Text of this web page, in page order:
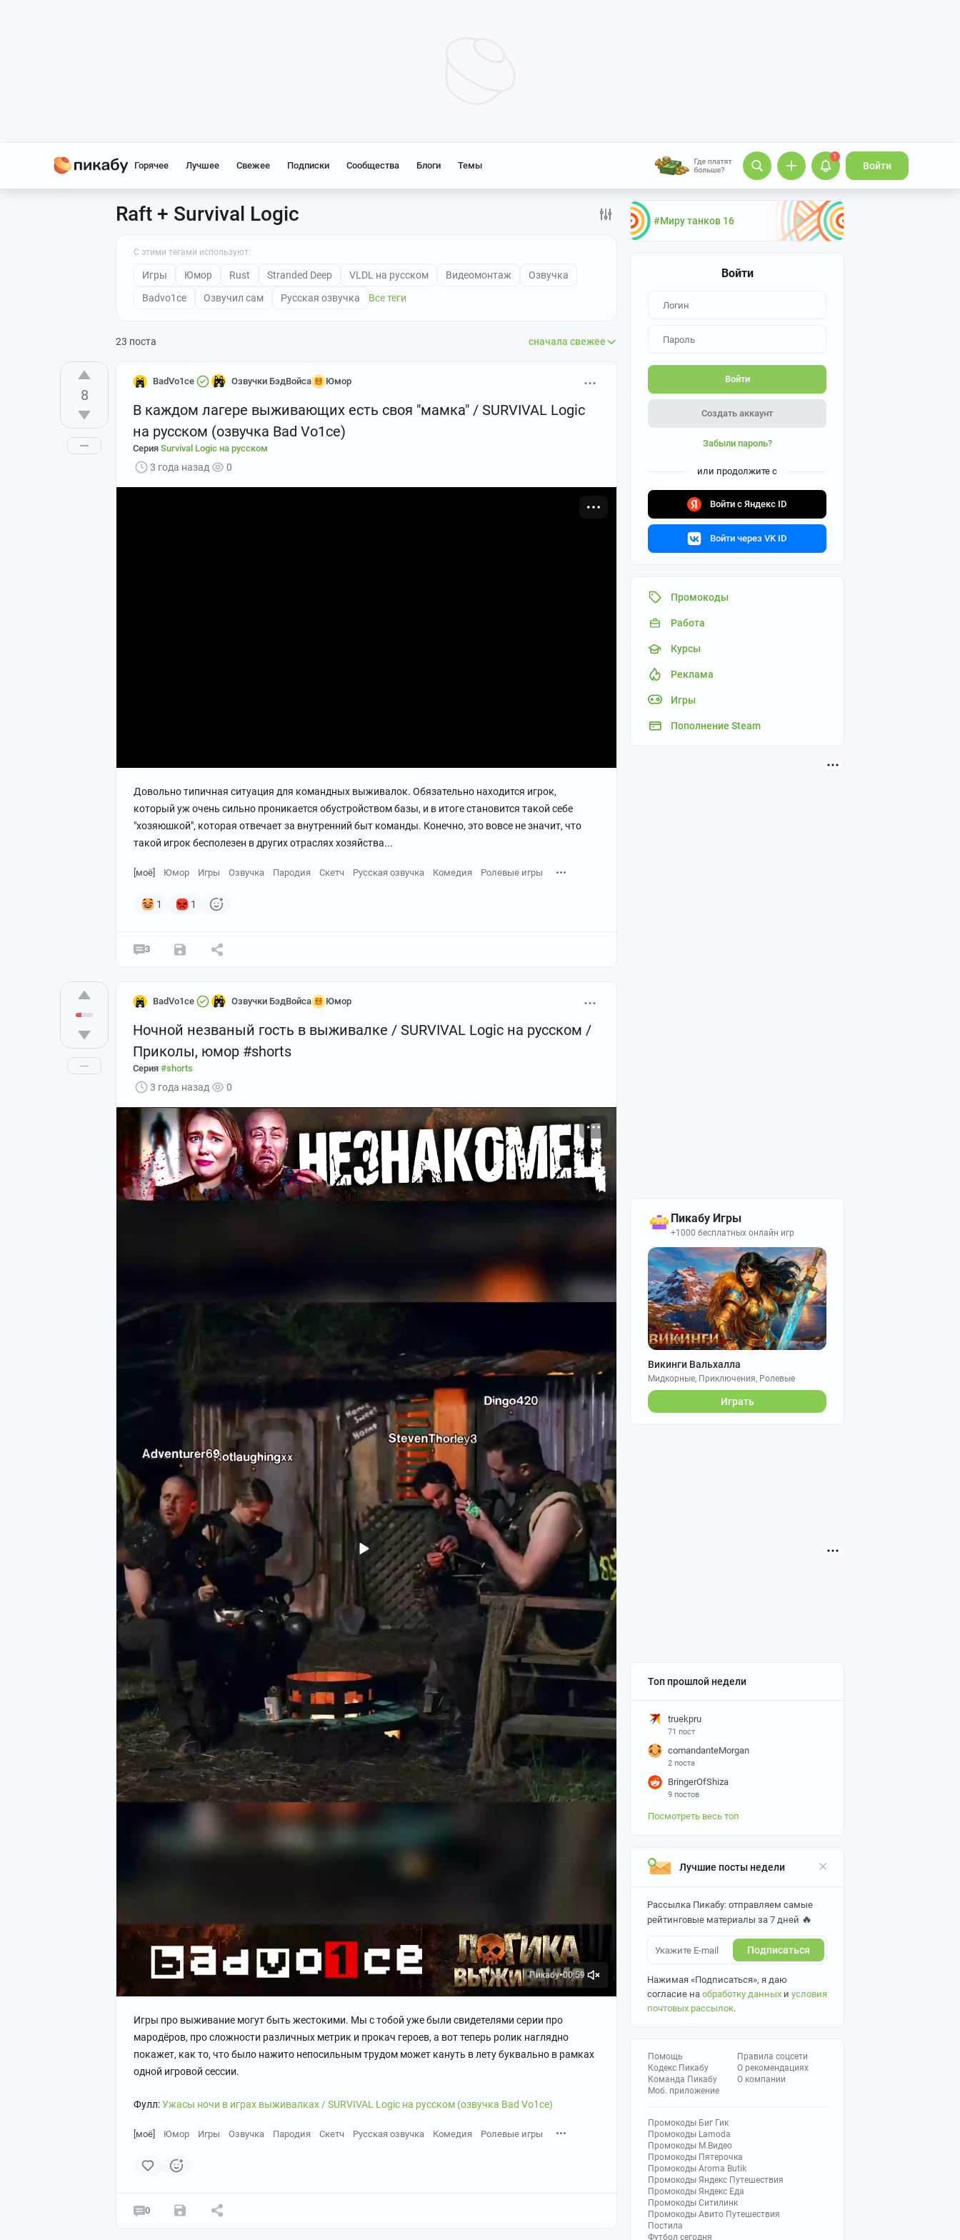
Горячее Лучшее Свежее Подписки Сообщества Блоги Темы
1
Войти
#Миру танков 16
Войти
Войти
Создать аккаунт
Забыли пароль?
или продолжите с
Войти с Яндекс ID
Войти через VK ID
Промокоды
Работа
Курсы
Реклама
Игры
Пополнение Steam
Пикабу Игры
+1000 бесплатных онлайн игр
Викинги Вальхалла
Мидкорные, Приключения, Ролевые
Играть
Топ прошлой недели
truekpru
71 пост
comandanteMorgan
2 поста
BringerOfShiza
9 постов
Посмотреть весь топ
Лучшие посты недели
Рассылка Пикабу: отправляем самые
рейтинговые материалы за 7 дней 🔥
Подписаться
Нажимая «Подписаться», я даю
согласие на обработку данных и условия
почтовых рассылок.
Помощь
Кодекс Пикабу
Команда Пикабу
Моб. приложение
Правила соцсети
О рекомендациях
О компании
Промокоды Биг Гик
Промокоды Lamoda
Промокоды М.Видео
Промокоды Пятерочка
Промокоды Aroma Butik
Промокоды Яндекс Путешествия
Промокоды Яндекс Еда
Промокоды Ситилинк
Промокоды Авито Путешествия
Постила
Футбол сегодня
Raft + Survival Logic
С этими тегами используют:
Игры Юмор Rust Stranded Deep VLDL на русском Видеомонтаж
Озвучка
Badvo1ce
Озвучил сам Русская озвучка Все теги
23 поста сначала свежее
8
BadVo1ce Озвучки БэдВойса Юмор
В каждом лагере выживающих есть своя "мамка" / SURVIVAL Logic
на русском (озвучка Bad Vo1ce)
Серия Survival Logic на русском
3 года назад 0
Довольно типичная ситуация для командных выживалок. Обязательно находится игрок,
который уж очень сильно проникается обустройством базы, и в итоге становится такой себе
"хозяюшкой", которая отвечает за внутренний быт команды. Конечно, это вовсе не значит, что
такой игрок бесполезен в других отраслях хозяйства...
[моё] Юмор Игры Озвучка Пародия Скетч Русская озвучка Комедия Ролевые игры
1 1
3
BadVo1ce Озвучки БэдВойса Юмор
Ночной незваный гость в выживалке / SURVIVAL Logic на русском /
Приколы, юмор #shorts
Серия #shorts
3 года назад 0
Пикабу●00:59
Игры про выживание могут быть жестокими. Мы с тобой уже были свидетелями серии про
мародёров, про сложности различных метрик и прокач героев, а вот теперь ролик наглядно
покажет, как то, что было нажито непосильным трудом может кануть в лету буквально в рамках
одной игровой сессии.
Фулл:Ужасы ночи в играх выживалках / SURVIVAL Logic на русском (озвучка Bad Vo1ce)
[моё] Юмор Игры Озвучка Пародия Скетч Русская озвучка Комедия Ролевые игры
0